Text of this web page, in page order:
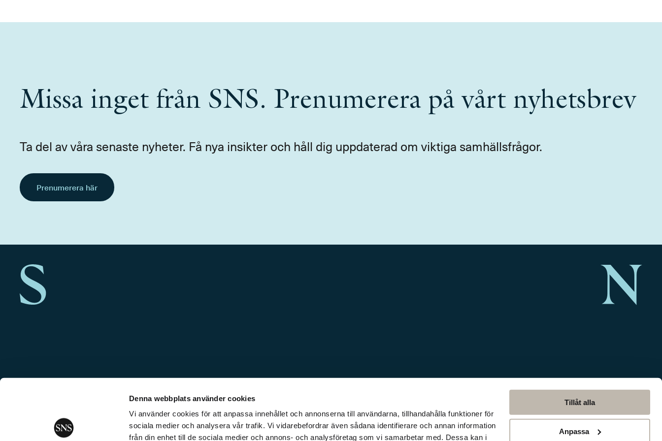
Denna webbplats använder cookies
Vi använder cookies för att anpassa innehållet och annonserna till användarna, tillhandahålla funktioner för
sociala medier och analysera vår trafik. Vi vidarebefordrar även sådana identifierare och annan information
från din enhet till de sociala medier och annons- och analysföretag som vi samarbetar med. Dessa kan i
Tillåt alla
Anpassa
Missa inget från SNS. Prenumerera på vårt nyhetsbrev
Ta del av våra senaste nyheter. Få nya insikter och håll dig uppdaterad om viktiga samhällsfrågor.
Prenumerera här